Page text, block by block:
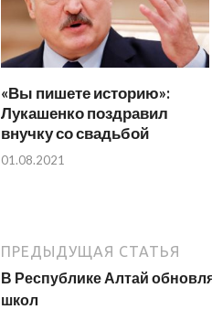
«Вы пишете историю»:
Лукашенко поздравил
внучку со свадьбой
01.08.2021
ПРЕДЫДУЩАЯ СТАТЬЯ
В Республике Алтай
школ